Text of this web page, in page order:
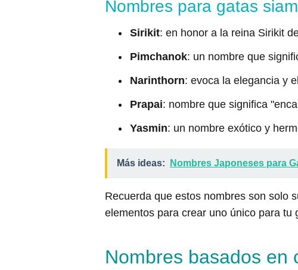
Nombres para gatas
Sirikit: en honor a la reina Sirikit
Pimchanok: un nombre que
Narinthorn: evoca la elegancia y
Prapai: nombre que significa
Yasmin: un nombre exótico y
Más ideas: Nombres Japoneses para
Recuerda que estos nombres son solo
elementos para crear uno único para tu
Nombres basados en